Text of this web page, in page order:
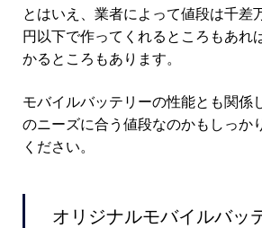
とはいえ、業者によって値段は千差
円以下で作ってくれるところもあれ
かるところもあります。
モバイルバッテリーの性能とも関係
のニーズに合う値段なのかもしっか
ください。
オリジナルモバイルバッ